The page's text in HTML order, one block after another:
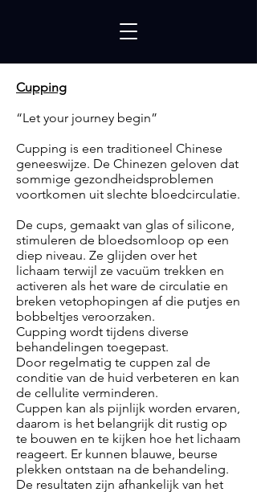
Cupping
“Let your journey begin”
Cupping is een traditioneel Chinese
geneeswijze. De Chinezen geloven dat
sommige gezondheidsproblemen
voortkomen uit slechte bloedcirculatie.
De cups, gemaakt van glas of silicone,
stimuleren de bloedsomloop op een
diep niveau. Ze glijden over het
lichaam terwijl ze vacuüm trekken en
activeren als het ware de circulatie en
breken vetophopingen af die putjes en
bobbeltjes veroorzaken.
Cupping wordt tijdens diverse
behandelingen toegepast.
Door regelmatig te cuppen zal de
conditie van de huid verbeteren en kan
de cellulite verminderen.
Cuppen kan als pijnlijk worden ervaren,
daarom is het belangrijk dit rustig op
te bouwen en te kijken hoe het lichaam
reageert. Er kunnen blauwe, beurse
plekken ontstaan na de behandeling.
De resultaten zijn afhankelijk van het